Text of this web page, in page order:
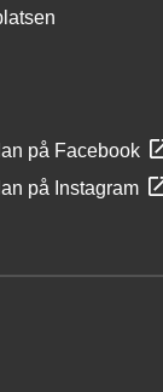
på Facebook
på Instagram